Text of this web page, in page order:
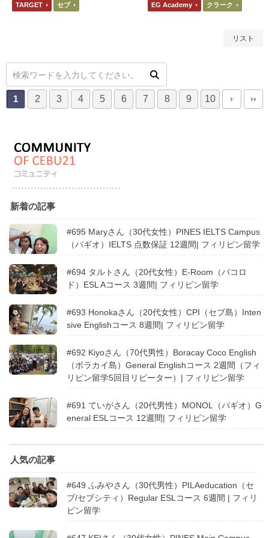
アットホームな暖かさがある学校
だったので、ゆっくり自分のペー
TARGET セブ
決めました。先生や他国の友だち
と会話しているとき、自分が言い
からスムーズに出てきたとき感じ
EG Academy クラーク
リスト
1 2 3 4 5 6 7 8 9 10
新着の記事
#695 Maryさん（30代女性）PINES IELTS Campus
（バギオ）IELTS 点数保証 12週間| フィリピン留学
#694 タルトさん（20代女性）E-Room（バコロ
ド）ESL Aコース 3週間| フィリピン留学
#693 Honokaさん（20代女性）CPI（セブ島）Inten
sive Englishコース 8週間| フィリピン留学
#692 Kiyoさん（70代男性）Boracay Coco English
（ボラカイ島）General Englishコース 2週間（フィ
リピン留学5回目リピーター）| フィリピン留学
#691 ていがさん（20代男性）MONOL（バギオ）G
eneral ESLコース 12週間| フィリピン留学
人気の記事
#649 ふみやさん（30代男性）PILAeducation（セ
ブ/セブシティ）Regular ESLコース 6週間 | フィリ
ピン留学